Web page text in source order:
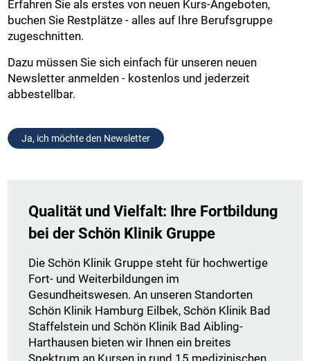
Erfahren Sie als erstes von neuen Kurs-Angeboten,
buchen Sie Restplätze - alles auf Ihre Berufsgruppe
zugeschnitten.
Dazu müssen Sie sich einfach für unseren neuen
Newsletter anmelden - kostenlos und jederzeit
abbestellbar.
Ja, ich möchte den Newsletter
Qualität und Vielfalt: Ihre Fortbildung
bei der Schön Klinik Gruppe
Die Schön Klinik Gruppe steht für hochwertige
Fort- und Weiterbildungen im
Gesundheitswesen. An unseren Standorten
Schön Klinik Hamburg Eilbek, Schön Klinik Bad
Staffelstein und Schön Klinik Bad Aibling-
Harthausen bieten wir Ihnen ein breites
Spektrum an Kursen in rund 15 medizinischen